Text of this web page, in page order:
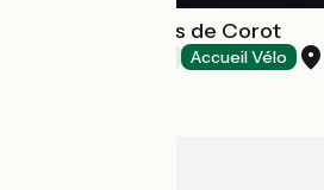
Hôtel Les Etangs de Corot
Accueil Vélo